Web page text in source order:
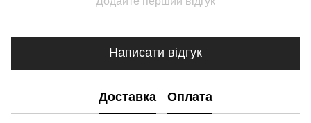
Написати відгук
Доставка Оплата